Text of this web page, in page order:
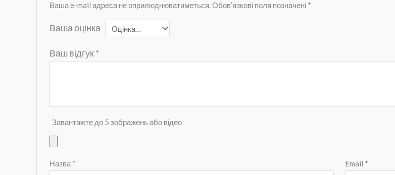
Ваша e-mail адреса не оприлюднюватиметься.Обов’язкові поля позначені *
Ваша оцінка
Ваш відгук*
Завантажте до 5 зображень або відео
Назва * Email *